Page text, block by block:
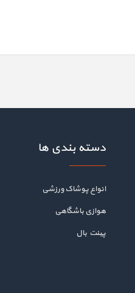
دسته بندی ها
انواع پوشاک ورزشی
هوازی باشگاهی
پینت بال